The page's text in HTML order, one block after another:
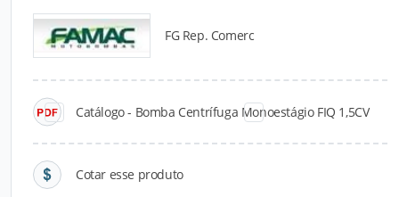
FG Rep. Comerc
Catálogo - Bomba Centrífuga Monoestágio FIQ 1,5CV
Cotar esse produto
Catálogos para Download